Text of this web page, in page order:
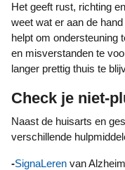
Het geeft rust, richting
weet wat er aan de
helpt om ondersteuning
en misverstanden te
langer prettig thuis te
Check je
Naast de huisarts en gespecialiseerde gezondheidszorg zijn er
verschillende
-SignaLeren van